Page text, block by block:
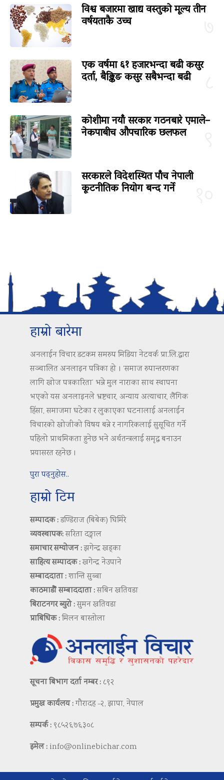
विश्व बजारमा खाद्य वस्तुको मूल्य तीन
वर्षयताकै उच्च
एक वर्षमा ६१ हजारभन्दा बढी कसुर
दर्ता, बैङ्किङ कसुर सबैभन्दा बढी
कोशीमा नयाँ सरकार गठनबारे एमाले–
नेकपाबीच औपचारिक छलफल
सरकारले विदेशस्थित पाँच नेपाली
कूटनीतिक नियोग बन्द गर्ने
हाम्रो बारेमा
अनलाईन विचार डटकम समरुप मिडिया नेटवर्क प्रा.लि.द्वारा
सञ्चालित अनलाइन पत्रिका हो । ‘समाज रुपान्तरणका
लागि खोज पत्रकारिता’ भन्ने मुल नाराका साथ स्थापना
भएको यस अनलाइनले भ्रष्टचार, अन्याय अत्याचार, लैंगिक
हिंसा, समाजमा घटेका र लुकाएका घटनालाई अनलाईन
विचारको खोजीको विषय बन्ने र नागरिकलाई सुसूचित गर्ने
पहिलो प्राथमिकता हुनेछ भने अर्थतन्त्रलाई समृद्ध बनाउन
प्रयासरत रहनेछ ।
पुरा पढ्नुहोस..
हाम्रो टिम
सम्पादक :डण्डिराज (बिबेक) घिमिरे
व्यवस्थापक:सरिता दङ्गाल
समाचार सम्योजन :झगेन्द्र खड्का
साहित्य सम्पादक :खगेन्द्र नेउपाने
सम्बाददाता :शान्ति सुब्बा
काठमाडौं सम्बाददाता :सबिन खतिवडा
बिराटनगर ब्युरो :सुमन खतिवडा
प्राबिधिक :मिलन बास्तोला
सूचना बिभाग दर्ता नम्बर : ८९२
प्रमुख कार्यलय :गौरादह -२, झापा, नेपाल
सम्पर्क : ९८५२६७६३०८
इमेल : info@onlinebichar.com